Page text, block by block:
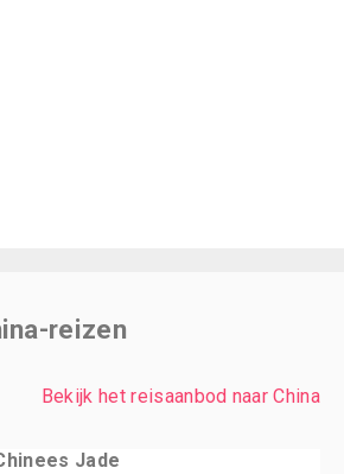
reizen
Bekijk het reisaanbod naar China
Jade